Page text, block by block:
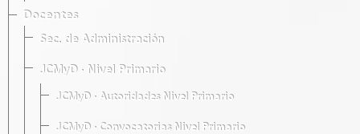
Docentes
Sec. de Administración
JCMyD · Nivel Primario
JCMyD · Autoridades Nivel Primario
JCMyD · Convocatorias Nivel Primario